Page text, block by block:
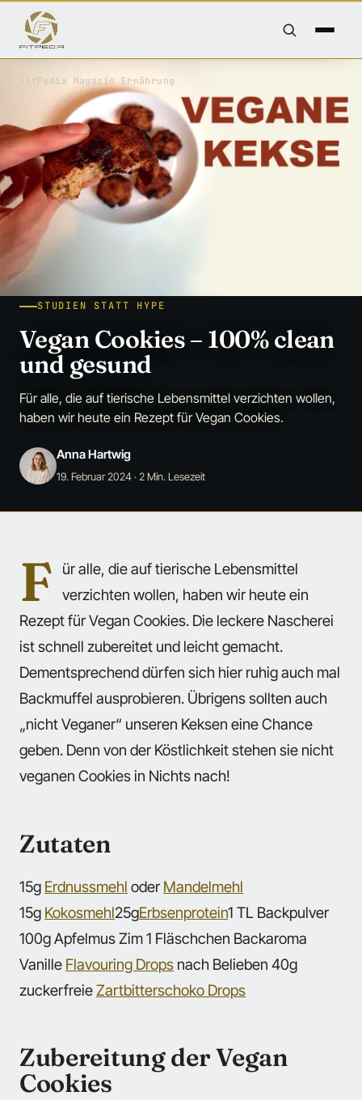
FitPedia Magazin/ Ernährung
STUDIEN STATT HYPE
Vegan Cookies – 100% clean
und gesund
Für alle, die auf tierische Lebensmittel verzichten wollen,
haben wir heute ein Rezept für Vegan Cookies.
Anna Hartwig
19. Februar 2024· 2 Min. Lesezeit
F
ür alle, die auf tierische Lebensmittel
verzichten wollen, haben wir heute ein
Rezept für Vegan Cookies. Die leckere Nascherei
ist schnell zubereitet und leicht gemacht.
Dementsprechend dürfen sich hier ruhig auch mal
Backmuffel ausprobieren. Übrigens sollten auch
„nicht Veganer“ unseren Keksen eine Chance
geben. Denn von der Köstlichkeit stehen sie nicht
veganen Cookies in Nichts nach!
Zutaten
15g Erdnussmehl oder Mandelmehl
15g Kokosmehl25gErbsenprotein1 TL Backpulver
100g Apfelmus Zim 1 Fläschchen Backaroma
Vanille Flavouring Drops nach Belieben 40g
zuckerfreieZartbitterschoko Drops
Zubereitung der Vegan
Cookies